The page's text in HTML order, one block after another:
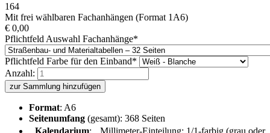
164
Mit frei wählbaren Fachanhängen (Format 1A6)
€ 0,00
Pflichtfeld Auswahl Fachanhänge*
Pflichtfeld Farbe für den Einband*
Anzahl:
zur Sammlung hinzufügen
Format: A6
Seitenumfang (gesamt): 368 Seiten
Kalendarium: Millimeter-Einteilung; 1/1-farbig (grau oder